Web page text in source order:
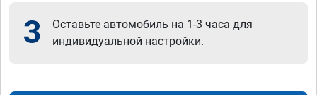
3
Оставьте автомобиль на 1-3 часа для
индивидуальной настройки.